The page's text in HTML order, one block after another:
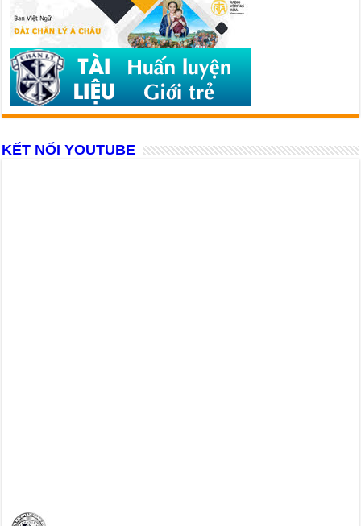
KẾT NỐI YOUTUBE